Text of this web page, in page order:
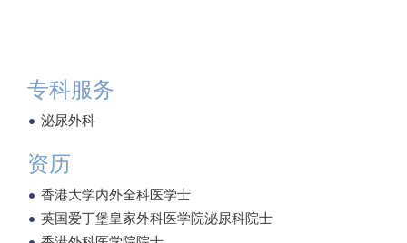
专科服务
泌尿外科
资历
香港大学内外全科医学士
英国爱丁堡皇家外科医学院泌尿科院士